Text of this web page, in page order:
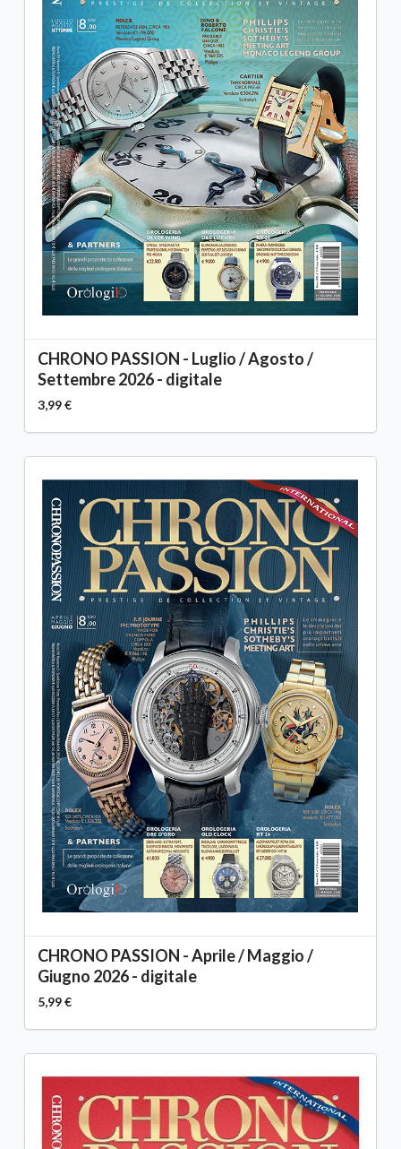
CHRONO PASSION - Luglio / Agosto /
Settembre 2026 - digitale
3,99 €
CHRONO PASSION - Aprile / Maggio /
Giugno 2026 - digitale
5,99 €